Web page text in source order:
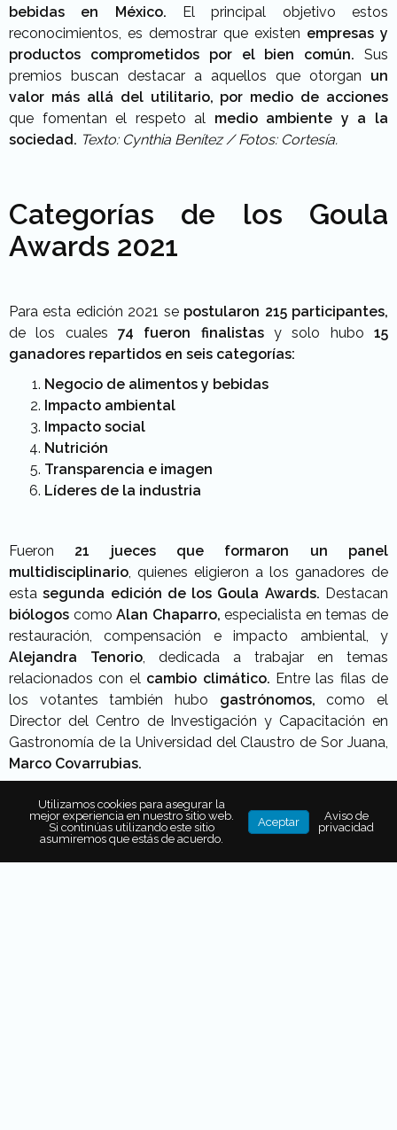
bebidas en México. El principal objetivo estos
reconocimientos, es demostrar que existen empresas y
productos comprometidos por el bien común. Sus
premios buscan destacar a aquellos que otorgan un
valor más allá del utilitario, por medio de acciones
que fomentan el respeto al medio ambiente y a la
sociedad. Texto: Cynthia Benítez / Fotos: Cortesía.
Categorías de los Goula
Awards 2021
Para esta edición 2021 sepostularon 215 participantes,
de los cuales 74 fueron finalistasy solo hubo15
ganadores repartidos en seis categorías:
Negocio de alimentos y bebidas
Impacto ambiental
Impacto social
Nutrición
Transparencia e imagen
Líderes de la industria
Fueron 21 jueces que formaron un panel
multidisciplinario , quienes eligieron a los ganadores de
estasegunda edición de los Goula Awards. Destacan
biólogos comoAlan Chaparro, especialista en temas de
restauración, compensación e impacto ambiental, y
Alejandra Tenorio , dedicada a trabajar en temas
relacionados con el cambio climático. Entre las filas de
los votantes también hubo gastrónomos, como el
Director del Centro de Investigación y Capacitación en
Gastronomía de la Universidad del Claustro de Sor Juana,
Marco Covarrubias.
Utilizamos cookies para asegurar la
mejor experiencia en nuestro sitio web.
Si continúas utilizando este sitio
asumiremos que estás de acuerdo.
Aceptar
Aviso de
privacidad